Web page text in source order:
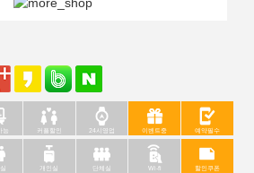
능 커플할인 24시영업 이벤트중 예약필수
개인실 단체실 Wi-fi 할인쿠폰